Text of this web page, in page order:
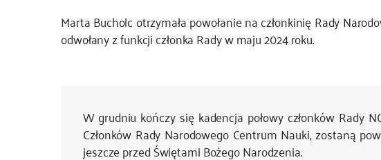
Marta Bucholc otrzymała powołanie na członkinię Rady
odwołany z funkcji członka Rady w maju 2024 roku.
W grudniu kończy się kadencja połowy członków Rady
Członków Rady Narodowego Centrum Nauki, zostaną
jeszcze przed Świętami Bożego Narodzenia.